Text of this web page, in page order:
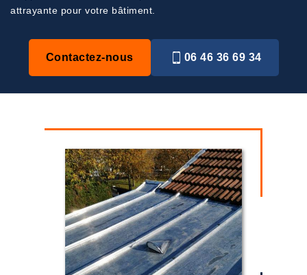
attrayante pour votre bâtiment.
Contactez-nous 06 46 36 69 34